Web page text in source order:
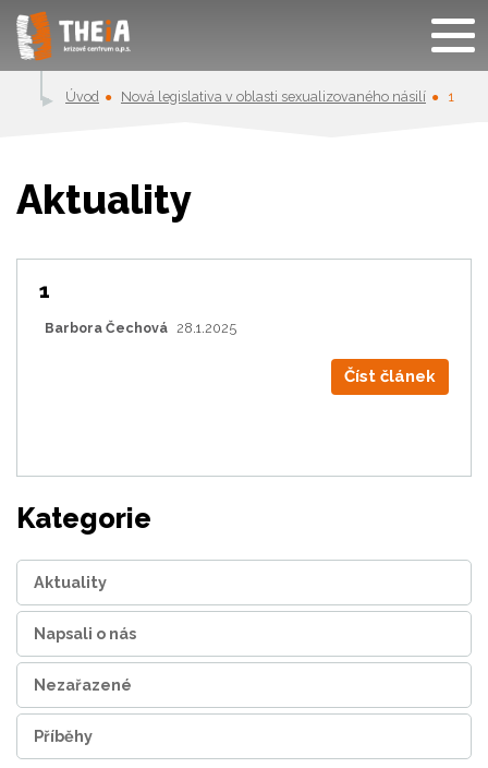
Úvod Nová legislativa v oblasti sexualizovaného násilí 1
Aktuality
1
Barbora Čechová 28.1.2025
Číst článek
Kategorie
Aktuality
Napsali o nás
Nezařazené
Příběhy